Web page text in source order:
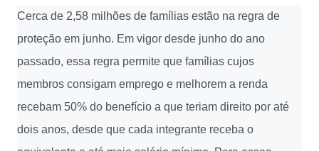
Cerca de 2,58 milhões de famílias estão na regra de
proteção em junho. Em vigor desde junho do ano
passado, essa regra permite que famílias cujos
membros consigam emprego e melhorem a renda
recebam 50% do benefício a que teriam direito por até
dois anos, desde que cada integrante receba o